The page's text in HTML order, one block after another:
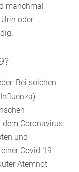
manchmal
oder
Bei solchen
Coronavirus.
und
Covid-19-
Atemnot –